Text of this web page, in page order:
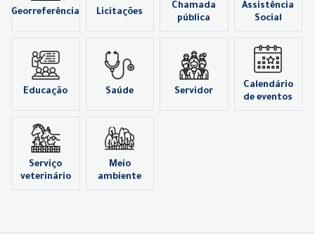
Georreferência Licitações
Chamada
pública
Assistência
Social
Educação Saúde Servidor
Calendário
de eventos
Serviço
veterinário
Meio
ambiente